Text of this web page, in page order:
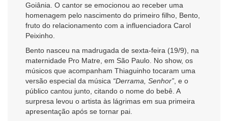
Goiânia. O cantor se emocionou ao receber uma
homenagem pelo nascimento do primeiro filho, Bento,
fruto do relacionamento com a influenciadora Carol
Peixinho.
Bento nasceu na madrugada de sexta-feira (19/9), na
maternidade Pro Matre, em São Paulo. No show, os
músicos que acompanham Thiaguinho tocaram uma
versão especial da música “Derrama, Senhor” , e o
público cantou junto, citando o nome do bebê. A
surpresa levou o artista às lágrimas em sua primeira
apresentação após se tornar pai.